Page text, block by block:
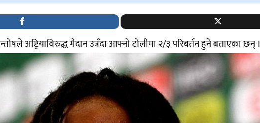
अष्ट्रियाविरुद्ध मैदान उत्रँदा आफ्नो टोलीमा २/३ परिबर्तन हुने बताएका छन् ।